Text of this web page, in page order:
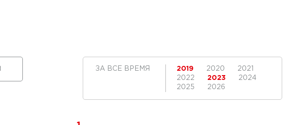
ЗА ВСЕ ВРЕМЯ 2019 2020
2021
2022
2023
2024
2025
2026